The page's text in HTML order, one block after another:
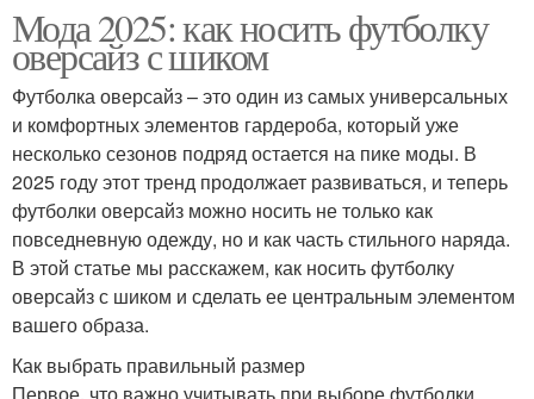
Мода 2025: как носить футболку
оверсайз с шиком
Футболка оверсайз – это один из самых универсальных
и комфортных элементов гардероба, который уже
несколько сезонов подряд остается на пике моды. В
2025 году этот тренд продолжает развиваться, и теперь
футболки оверсайз можно носить не только как
повседневную одежду, но и как часть стильного наряда.
В этой статье мы расскажем, как носить футболку
оверсайз с шиком и сделать ее центральным элементом
вашего образа.
Как выбрать правильный размер